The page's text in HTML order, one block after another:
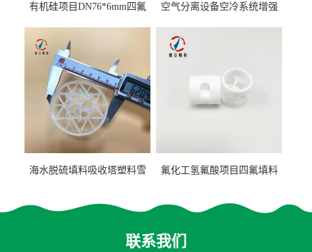
有机硅项目DN76*6mm四氟
空气分离设备空冷系统增强
海水脱硫填料吸收塔塑料雪
氟化工氢氟酸项目四氟填料
蚀
联系我们